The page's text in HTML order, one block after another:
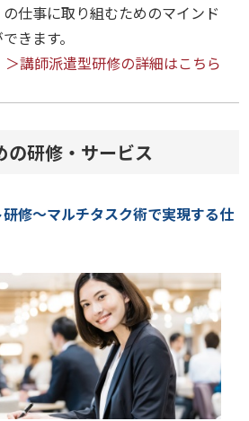
仕事に取り組むためのマインド
きます。
＞講師派遣型研修の詳細はこちら
の研修・サービス
修～マルチタスク術で実現する仕